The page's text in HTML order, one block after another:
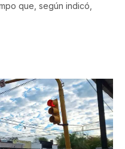
que, según indicó,